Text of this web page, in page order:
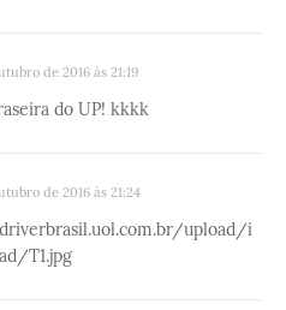
de 2016 às 21:19
do UP! kkkk
de 2016 às 21:24
upload/i
T1.jpg